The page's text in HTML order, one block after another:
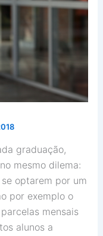
graduação,
mesmo dilema:
optarem por um
por exemplo o
mensais
alunos a